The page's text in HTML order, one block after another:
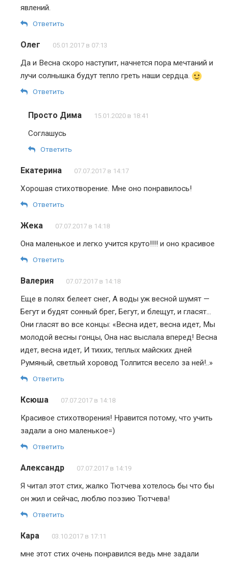
явлений.
Ответить
Олег 05.01.2017 в 07:13
Да и Весна скоро наступит, начнется пора мечтаний и
лучи солнышка будут тепло греть наши сердца.
Ответить
Просто Дима 15.01.2020 в 18:41
Соглашусь
Ответить
Екатерина 07.07.2017 в 14:17
Хорошая стихотворение. Мне оно понравилось!
Ответить
Жека 07.07.2017 в 14:18
Она маленькое и легко учится круто!!!! и оно красивое
Ответить
Валерия 07.07.2017 в 14:18
Еще в полях белеет снег, А воды уж весной шумят —
Бегут и будят сонный брег, Бегут, и блещут, и гласят…
Они гласят во все концы: «Весна идет, весна идет, Мы
молодой весны гонцы, Она нас выслала вперед! Весна
идет, весна идет, И тихих, теплых майских дней
Румяный, светлый хоровод Толпится весело за ней!..»
Ответить
Ксюша 07.07.2017 в 14:18
Красивое стихотворения! Нравится потому, что учить
задали а оно маленькое=)
Ответить
Александр 07.07.2017 в 14:19
Я читал этот стих, жалко Тютчева хотелось бы что бы
он жил и сейчас, люблю поэзию Тютчева!
Ответить
Кара 03.10.2017 в 17:11
мне этот стих очень понравился ведь мне задали